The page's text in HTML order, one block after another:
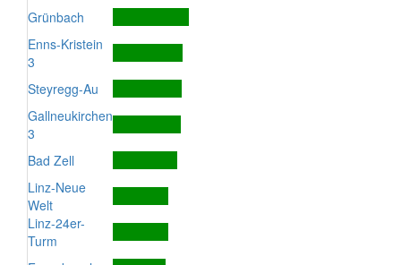
Grünbach
Enns-Kristein
3
Steyregg-Au
Gallneukirchen
3
Bad Zell
Linz-Neue
Welt
Linz-24er-
Turm